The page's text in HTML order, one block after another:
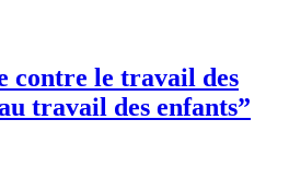
contre le travail des
travail des enfants”